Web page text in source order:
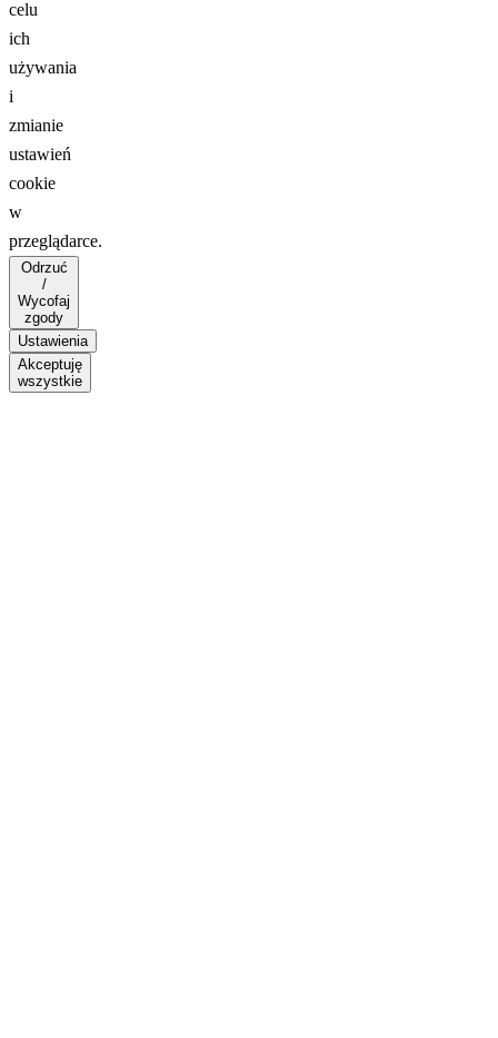
celu
ich
używania
i
zmianie
ustawień
cookie
w
przeglądarce.
Odrzuć
/
Wycofaj
zgody
Ustawienia
Akceptuję
wszystkie